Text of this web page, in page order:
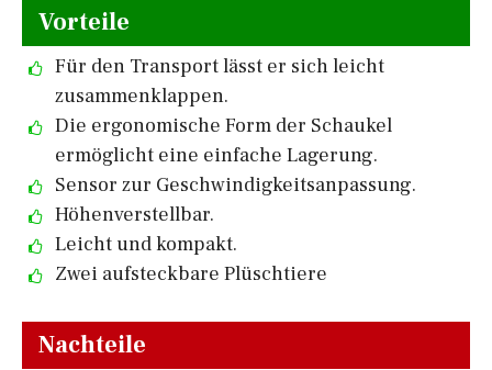
Vorteile
Für den Transport lässt er sich leicht
zusammenklappen.
Die ergonomische Form der Schaukel
ermöglicht eine einfache Lagerung.
Sensor zur Geschwindigkeitsanpassung.
Höhenverstellbar.
Leicht und kompakt.
Zwei aufsteckbare Plüschtiere
Nachteile